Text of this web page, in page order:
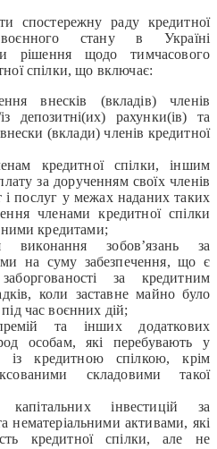
спостережну раду кредитної
стану в Україні
рішення щодо тимчасового
спілки, що включає:
внесків (вкладів) членів
депозитні(их) рахунки(ів) та
(вклади) членів кредитної
кредитної спілки, іншим
за дорученням своїх членів
і послуг у межах наданих таких
членами кредитної спілки
кредитами;
виконання зобов’язань за
на суму забезпечення, що є
за кредитним
коли заставне майно було
час воєнних дій;
та інших додаткових
особам, які перебувають у
із кредитною спілкою, крім
складовими такої
капітальних інвестицій за
нематеріальними активами, які
кредитної спілки, але не